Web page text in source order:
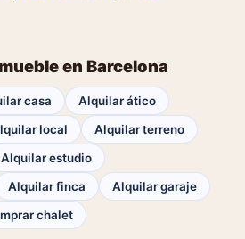
en Barcelona
casa
Alquilar ático
local
Alquilar terreno
Alquilar estudio
Alquilar finca
Alquilar garaje
chalet